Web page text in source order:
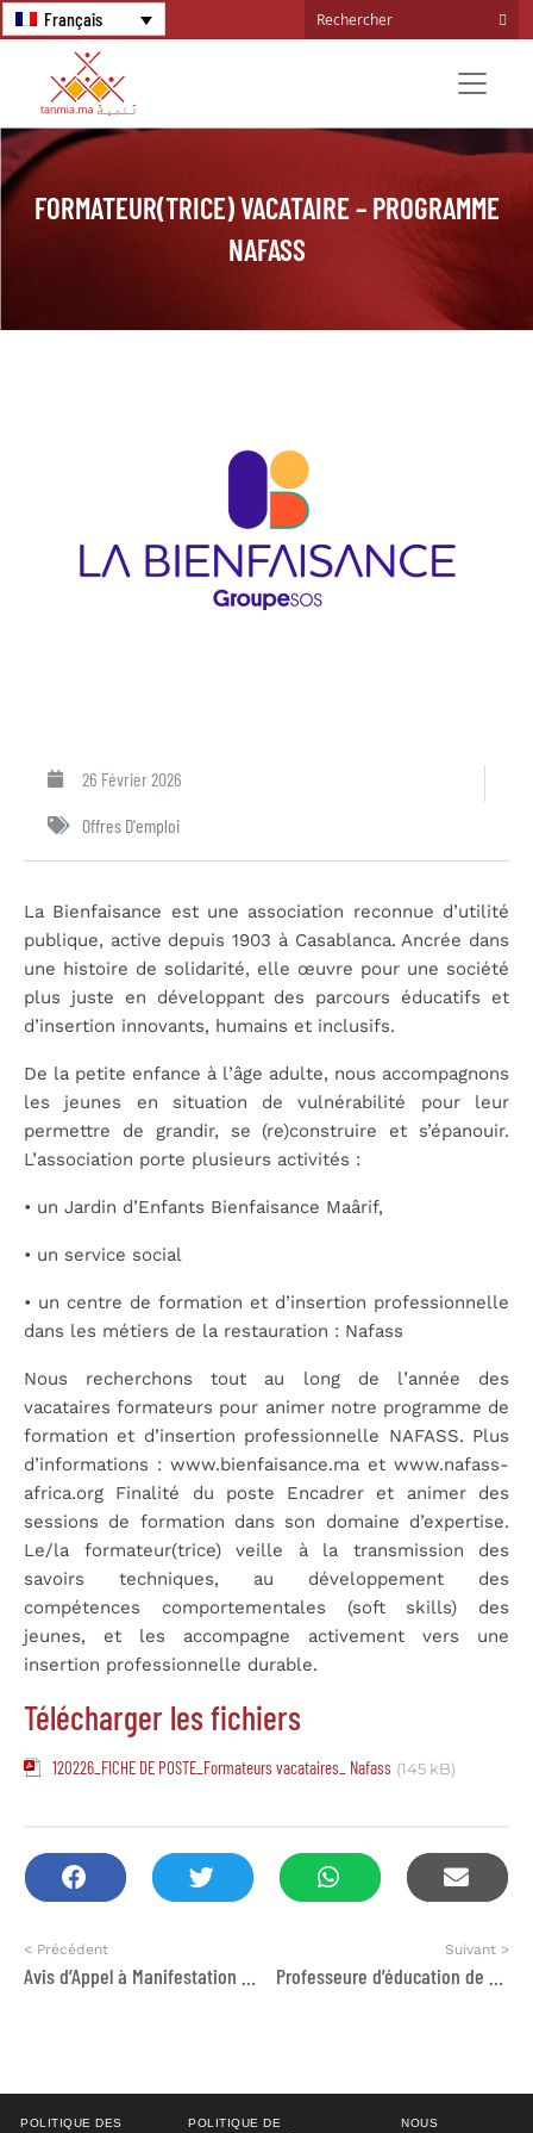
Français
FORMATEUR(TRICE) VACATAIRE – PROGRAMME
NAFASS
26 Février 2026
Offres D'emploi
La Bienfaisance est une association reconnue d’utilité
publique, active depuis 1903 à Casablanca. Ancrée dans
une histoire de solidarité, elle œuvre pour une société
plus juste en développant des parcours éducatifs et
d’insertion innovants, humains et inclusifs.
De la petite enfance à l’âge adulte, nous accompagnons
les jeunes en situation de vulnérabilité pour leur
permettre de grandir, se (re)construire et s’épanouir.
L’association porte plusieurs activités :
• un Jardin d’Enfants Bienfaisance Maârif,
• un service social
• un centre de formation et d’insertion professionnelle
dans les métiers de la restauration : Nafass
Nous recherchons tout au long de l’année des
vacataires formateurs pour animer notre programme de
formation et d’insertion professionnelle NAFASS. Plus
d’informations : www.bienfaisance.ma et www.nafass-
africa.org Finalité du poste Encadrer et animer des
sessions de formation dans son domaine d’expertise.
Le/la formateur(trice) veille à la transmission des
savoirs techniques, au développement des
compétences comportementales (soft skills) des
jeunes, et les accompagne activement vers une
insertion professionnelle durable.
Télécharger les fichiers
120226_FICHE DE POSTE_Formateurs vacataires_ Nafass (145 kB)
< Précédent Suivant >
POLITIQUE DES
POLITIQUE DE
NOUS